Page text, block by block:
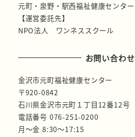
元町・泉野・駅西福祉健康センター
【運営委託先】
NPO法人 ワンネススクール
お問い合わせ
金沢市元町福祉健康センター
〒920-0842
石川県金沢市元町１丁目12番12号
電話番号 076-251-0200
月～金 8:30～17:15